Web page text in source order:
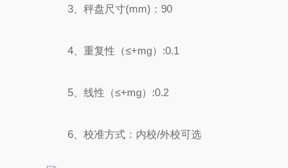
3、秤盘尺寸(mm)：90
4、重复性（≤+mg）:0.1
5、线性（≤+mg）:0.2
6、校准方式：内校/外校可选